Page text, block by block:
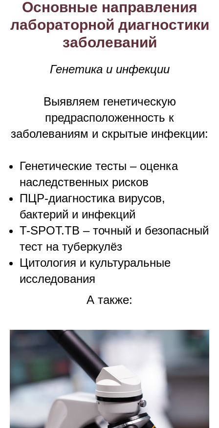
Основные направления
лабораторной диагностики
заболеваний
Генетика и инфекции
Выявляем генетическую
предрасположенность к
заболеваниям и скрытые инфекции:
Генетические тесты – оценка
наследственных рисков
ПЦР-диагностика вирусов,
бактерий и инфекций
T-SPOT.TB – точный и безопасный
тест на туберкулёз
Цитология и культуральные
исследования
А также: